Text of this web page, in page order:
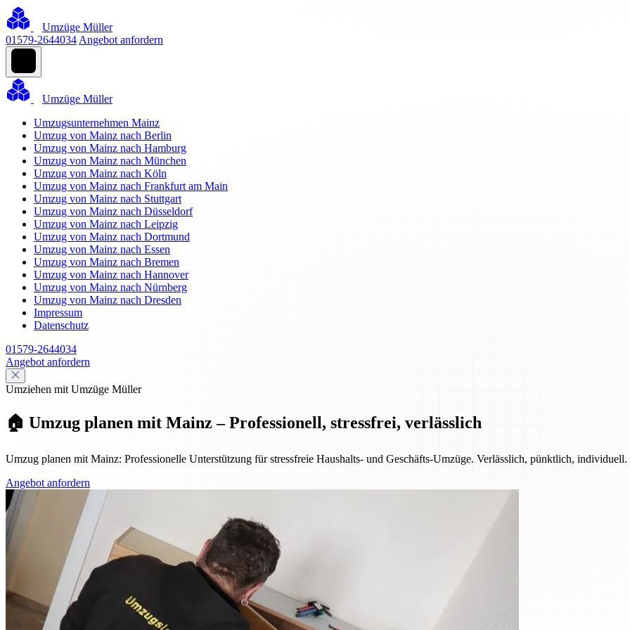
Umzüge Müller
01579-2644034 Angebot anfordern
Umzüge Müller
Umzugsunternehmen Mainz
Umzug von Mainz nach Berlin
Umzug von Mainz nach Hamburg
Umzug von Mainz nach München
Umzug von Mainz nach Köln
Umzug von Mainz nach Frankfurt am Main
Umzug von Mainz nach Stuttgart
Umzug von Mainz nach Düsseldorf
Umzug von Mainz nach Leipzig
Umzug von Mainz nach Dortmund
Umzug von Mainz nach Essen
Umzug von Mainz nach Bremen
Umzug von Mainz nach Hannover
Umzug von Mainz nach Nürnberg
Umzug von Mainz nach Dresden
Impressum
Datenschutz
01579-2644034
Angebot anfordern
Umziehen mit Umzüge Müller
🏠 Umzug planen mit Mainz – Professionell, stressfrei, verlässlich
Umzug planen mit Mainz: Professionelle Unterstützung für stressfreie Haushalts- und Geschäfts-Umzüge. Verlässlich, pünktlich, individuell.
Angebot anfordern